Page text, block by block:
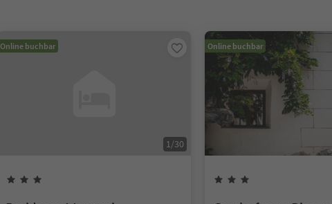
Online buchbar
1/30
Online buchbar